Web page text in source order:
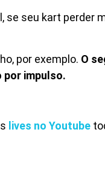
se seu kart perder
por exemplo. O
por impulso.
lives no Youtube